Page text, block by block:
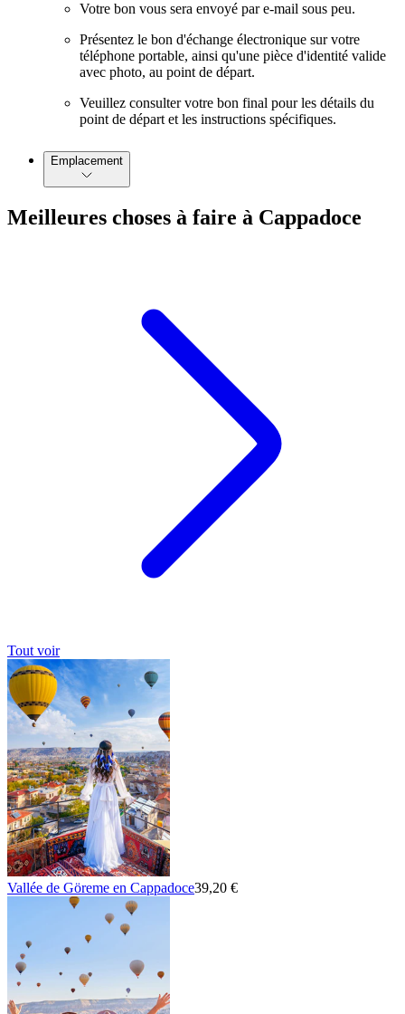
Votre bon vous sera envoyé par e-mail sous peu.
Présentez le bon d'échange électronique sur votre
téléphone portable, ainsi qu'une pièce d'identité valide
avec photo, au point de départ.
Veuillez consulter votre bon final pour les détails du
point de départ et les instructions spécifiques.
Emplacement
Meilleures choses à faire à Cappadoce
Tout voir
Vallée de Göreme en Cappadoce39,20 €